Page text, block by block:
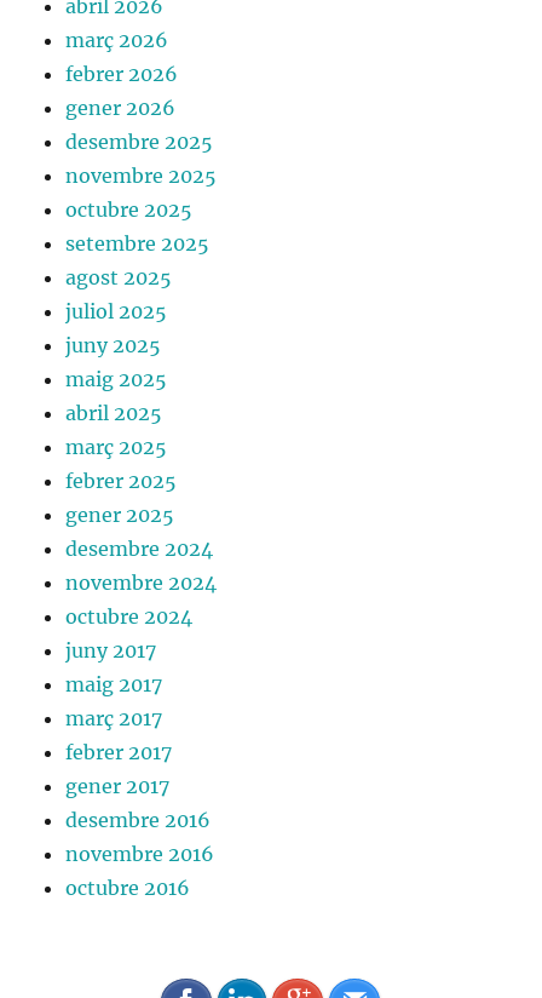
abril 2026
març 2026
febrer 2026
gener 2026
desembre 2025
novembre 2025
octubre 2025
setembre 2025
agost 2025
juliol 2025
juny 2025
maig 2025
abril 2025
març 2025
febrer 2025
gener 2025
desembre 2024
novembre 2024
octubre 2024
juny 2017
maig 2017
març 2017
febrer 2017
gener 2017
desembre 2016
novembre 2016
octubre 2016